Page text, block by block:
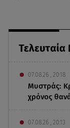
Τελευταία
07.08.26 , 20:18
Μυστράς:
χρόνος
07.08.26 , 20:13